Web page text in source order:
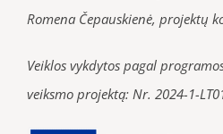
Romena Čepauskienė, projektų
Veiklos vykdytos pagal
veiksmo projektą: Nr. 2024-1-